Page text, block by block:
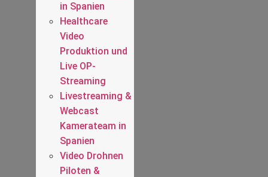
in Spanien
Healthcare
Video
Produktion und
Live OP-
Streaming
Livestreaming &
Webcast
Kamerateam in
Spanien
Video Drohnen
Piloten &